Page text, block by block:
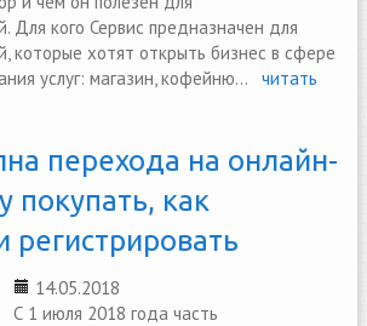
Для кого Сервис предназначен для
которые хотят открыть бизнес в сфере
услуг: магазин, кофейню... читать
перехода на онлайн-
покупать, как
регистрировать
14.05.2018
С 1 июля 2018 года часть